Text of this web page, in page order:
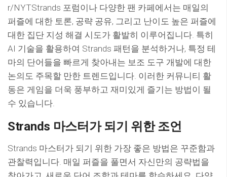
r/NYTStrands 포럼이나 다양한 팬 카페에서는 매일의
퍼즐에 대한 토론, 공략 공유, 그리고 난이도 높은 퍼즐에
대한 집단 지성 해결 시도가 활발히 이루어집니다. 특히
AI 기술을 활용하여 Strands 패턴을 분석하거나, 특정 테
마의 단어들을 빠르게 찾아내는 보조 도구 개발에 대한
논의도 주목할 만한 트렌드입니다. 이러한 커뮤니티 활
동은 게임을 더욱 풍부하고 재미있게 즐기는 방법이 될
수 있습니다.
Strands 마스터가 되기 위한 조언
Strands 마스터가 되기 위한 가장 좋은 방법은 꾸준함과
관찰력입니다. 매일 퍼즐을 풀면서 자신만의 공략법을